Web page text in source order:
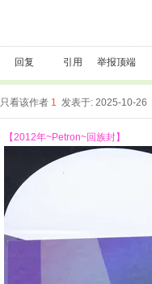
回复 引用 举报顶端
只看该作者 1 发表于: 2025-10-26
【2012年~Petron~回族封】